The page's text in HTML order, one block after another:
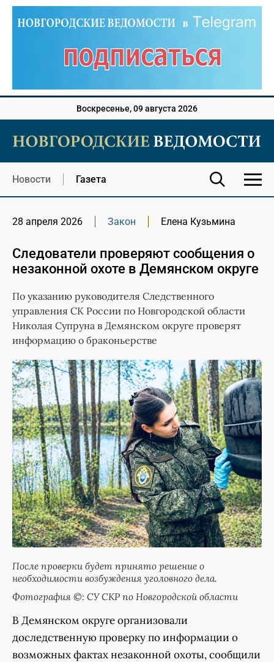
Воскресенье, 09 августа 2026
Новости Газета
28 апреля 2026 Закон Елена Кузьмина
Следователи проверяют сообщения о
незаконной охоте в Демянском округе
По указанию руководителя Следственного
управления СК России по Новгородской области
Николая Супруна в Демянском округе проверят
информацию о браконьерстве
После проверки будет принято решение о
необходимости возбуждения уголовного дела.
Фотография ©: СУ СКР по Новгородской области
В Демянском округе организовали
доследственную проверку по информации о
возможных фактах незаконной охоты, сообщили